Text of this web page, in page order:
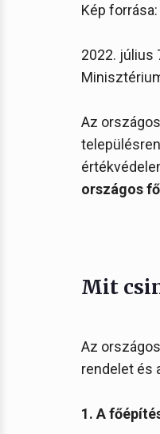
Kép forrása:
2022. július
Az
országos
Mit
Az
rendelet és
1. A